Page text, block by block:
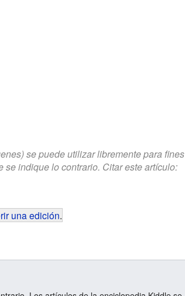
se puede utilizar libremente para fines
se indique lo contrario. Citar este artículo:
una edición.